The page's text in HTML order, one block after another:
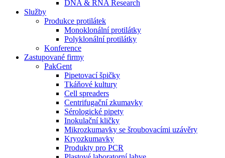
DNA & RNA Research
Služby
Produkce protilátek
Monoklonální protilátky
Polyklonální protilátky
Konference
Zastupované firmy
PakGent
Pipetovací špičky
Tkáňové kultury
Cell spreaders
Centrifugační zkumavky
Sérologické pipety
Inokulační kličky
Mikrozkumavky se šroubovacími uzávěry
Kryozkumavky
Produkty pro PCR